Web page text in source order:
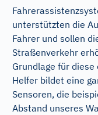
unterstützten die
Fahrer und sollen
Straßenverkehr
Grundlage für
Helfer bildet eine
Sensoren, die
Abstand unseres